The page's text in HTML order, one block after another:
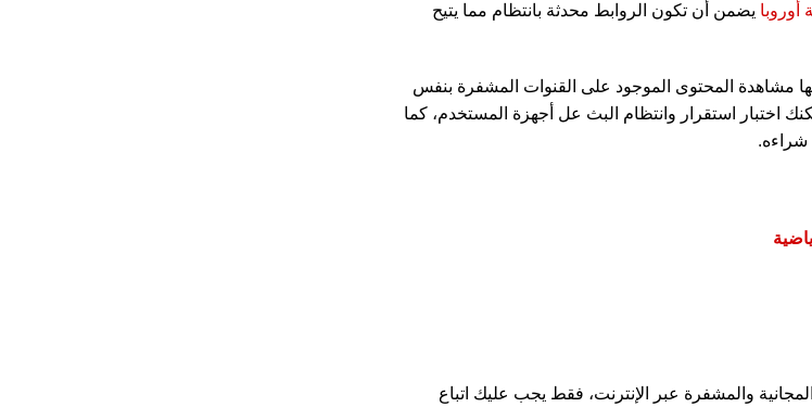
أوروبا يضمن أن تكون الروابط محدثة بانتظام مما يتيح
يمكن فيها مشاهدة المحتوى الموجود على القنوات المشفرة بنفس
اختبار استقرار وانتظام البث عل أجهزة المستخدم، كما
شراءه.
والمشفرة عبر الإنترنت، فقط يجب عليك اتباع